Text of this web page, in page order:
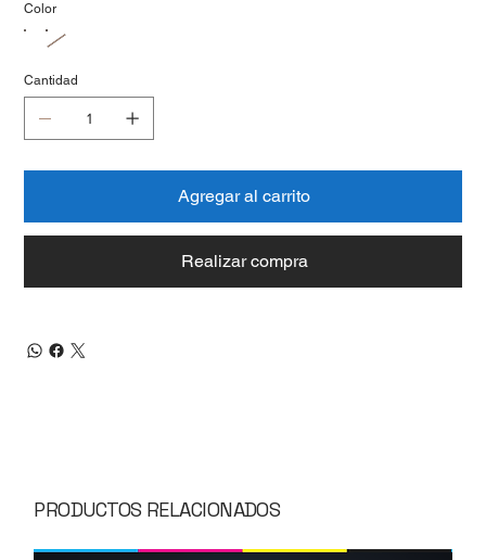
Color
Cantidad
Agregar al carrito
Realizar compra
PRODUCTOS RELACIONADOS